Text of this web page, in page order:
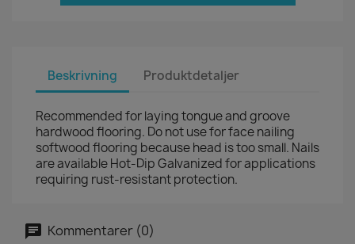
Beskrivning Produktdetaljer
Recommended for laying tongue and groove
hardwood flooring. Do not use for face nailing
softwood flooring because head is too small. Nails
are available Hot-Dip Galvanized for applications
requiring rust-resistant protection.
Kommentarer (0)